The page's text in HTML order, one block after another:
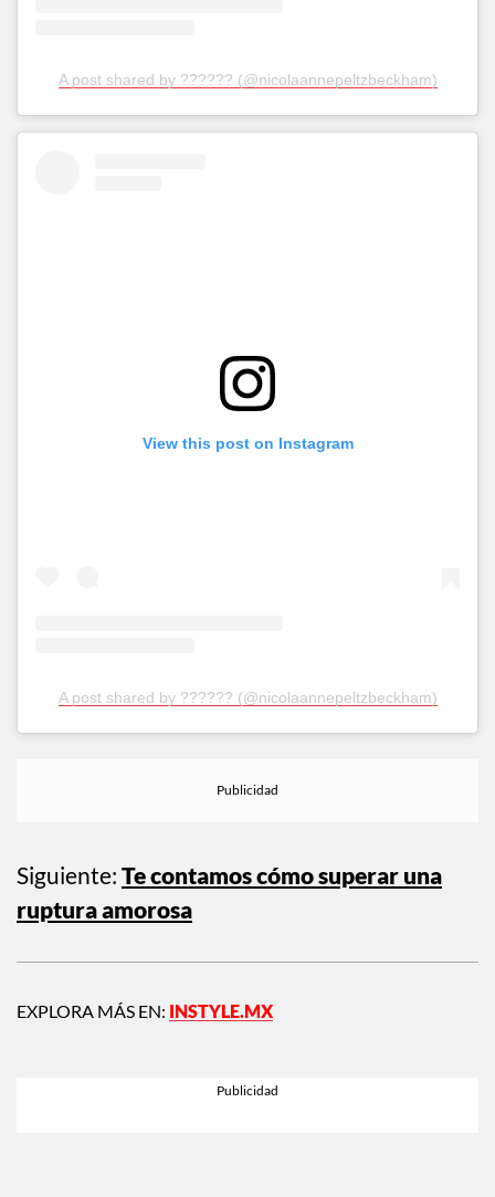
A post shared by ?????? (@nicolaannepeltzbeckham)
View this post on Instagram
A post shared by ?????? (@nicolaannepeltzbeckham)
Siguiente: Te contamos cómo superar una
ruptura amorosa
EXPLORA MÁS EN: INSTYLE.MX